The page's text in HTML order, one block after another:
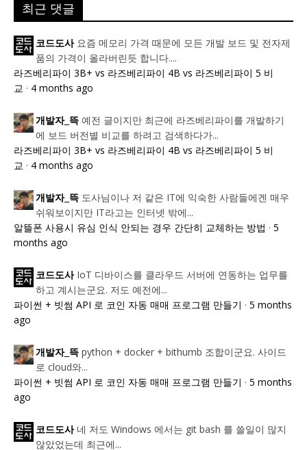
최근 댓글
코드도사 요즘 메모리 가격 때문에 모든 개발 보드 및 전자제
품의 가격이 올라버린듯 합니다....
라즈베리파이 3B+ vs 라즈베리파이 4B vs 라즈베리파이 5 비
교 · 4 months ago
개발자_뜩 예전 글이지만 최근에 라즈베리파이를 개발하기
에 보드 버전별 비교를 하려고 검색하다가...
라즈베리파이 3B+ vs 라즈베리파이 4B vs 라즈베리파이 5 비
교 · 4 months ago
개발자_뜩 도사님이나 저 같은 IT에 익숙한 사람들에겐 매우
쉬워보이지만 IT라고는 인터넷 밖에...
알뜰폰 사용시 유심 인식 안되는 경우 간단히 교체하는 방법 · 5
months ago
코드도사 IoT 디바이스를 클라우드 서버에 연동하는 업무를
하고 계시는군요. 저도 예전에...
파이썬 + 빗썸 API 로 코인 자동 매매 프로그램 만들기 · 5 months
ago
개발자_뜩 python + docker + bithumb 조합이군요. 사이드
로 cloud와...
파이썬 + 빗썸 API 로 코인 자동 매매 프로그램 만들기 · 5 months
ago
코드도사 네 저도 Windows 에서는 git bash 를 쓸일이 많지
않았었는데 최근에...